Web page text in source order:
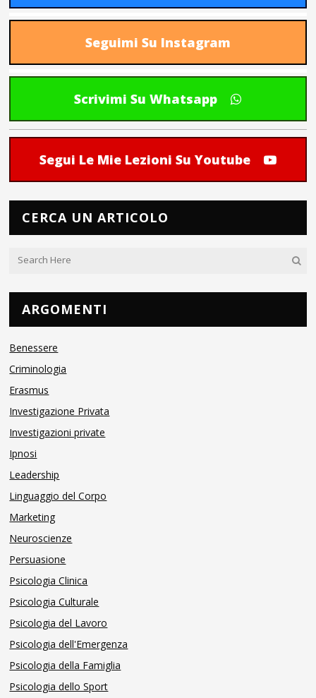
Seguimi Su Instagram
Scrivimi Su Whatsapp
Segui Le Mie Lezioni Su Youtube
CERCA UN ARTICOLO
ARGOMENTI
Benessere
Criminologia
Erasmus
Investigazione Privata
Investigazioni private
Ipnosi
Leadership
Linguaggio del Corpo
Marketing
Neuroscienze
Persuasione
Psicologia Clinica
Psicologia Culturale
Psicologia del Lavoro
Psicologia dell'Emergenza
Psicologia della Famiglia
Psicologia dello Sport